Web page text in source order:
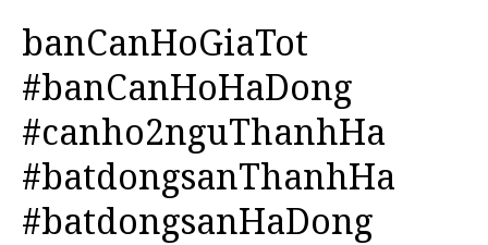
banCanHoGiaTot
#banCanHoHaDong
#canho2nguThanhHa
#batdongsanThanhHa
#batdongsanHaDong